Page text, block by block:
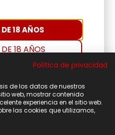
18 AÑOS
18 AÑOS
Política de privacidad
de los datos de nuestros
web, mostrar contenido
experiencia en el sitio web.
las cookies que utilizamos,